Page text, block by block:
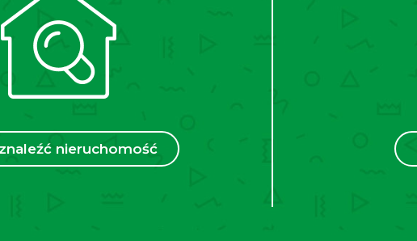
nieruchomość
w wysokim standardzie. W pełni umeblowane, gotowe do
znajdziesz nowoczesny sprzęt AGD: płytę indukcyjną,
atutem jest przestronny balkon, idealny na relaks na